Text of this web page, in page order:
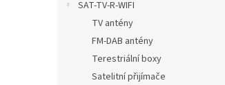
SAT-TV-R-WIFI
TV antény
FM-DAB antény
Terestriální boxy
Satelitní přijímače